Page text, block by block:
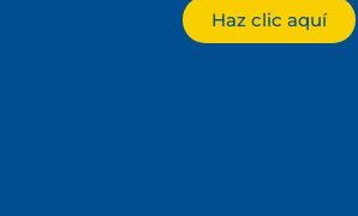
Haz clic aquí